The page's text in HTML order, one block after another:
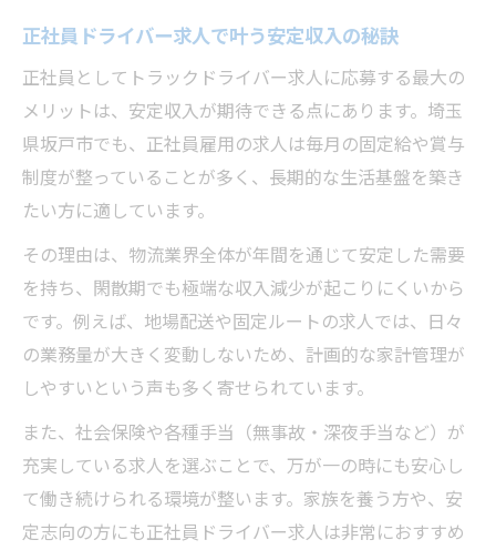
正社員ドライバー求人で叶う安定収入の秘訣
正社員としてトラックドライバー求人に応募する最大の
メリットは、安定収入が期待できる点にあります。埼玉
県坂戸市でも、正社員雇用の求人は毎月の固定給や賞与
制度が整っていることが多く、長期的な生活基盤を築き
たい方に適しています。
その理由は、物流業界全体が年間を通じて安定した需要
を持ち、閑散期でも極端な収入減少が起こりにくいから
です。例えば、地場配送や固定ルートの求人では、日々
の業務量が大きく変動しないため、計画的な家計管理が
しやすいという声も多く寄せられています。
また、社会保険や各種手当（無事故・深夜手当など）が
充実している求人を選ぶことで、万が一の時にも安心し
て働き続けられる環境が整います。家族を養う方や、安
定志向の方にも正社員ドライバー求人は非常におすすめ